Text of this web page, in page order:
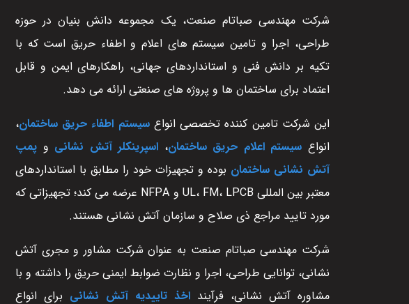
شرکت مهندسی صباتام صنعت، یک مجموعه دانش بنیان در حوزه
طراحی، اجرا و تامین سیستم های اعلام و اطفاء حریق است که با
تکیه بر دانش فنی و استانداردهای جهانی، راهکارهای ایمن و قابل
اعتماد برای ساختمان ها و پروژه های صنعتی ارائه می دهد.
این شرکت تامین کننده تخصصی انواعسیستم اطفاء حریق ساختمان،
انواع سیستم اعلام حریق ساختمان، اسپرینکلر آتش نشانی و پمپ
آتش نشانی ساختمان بوده و تجهیزات خود را مطابق با استانداردهای
معتبر بین المللی UL، FM، LPCB و NFPA عرضه می کند؛ تجهیزاتی که
مورد تایید مراجع ذی صلاح و سازمان آتش نشانی هستند.
شرکت مهندسی صباتام صنعت به عنوان شرکت مشاور و مجری آتش
نشانی، توانایی طراحی، اجرا و نظارت ضوابط ایمنی حریق را داشته و با
مشاوره آتش نشانی، فرآیند اخذ تاییدیه آتش نشانی برای انواع